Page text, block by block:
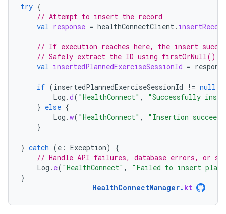
try {
// Attempt to insert the record
val response = healthConnectClient.
// If execution reaches here, the insert
// Safely extract the ID using firstOrNull()
val insertedPlannedExerciseSessionId =
if (insertedPlannedExerciseSessionId != null)
Log .d( "HealthConnect" ,
"Successfully
} else {
Log .w( "HealthConnect" ,
"Insertion
}
} catch (e : Exception)
{
// Handle API failures, database errors, or
Log . e( "HealthConnect" ,
"Failed to insert
}
HealthConnectManager. kt